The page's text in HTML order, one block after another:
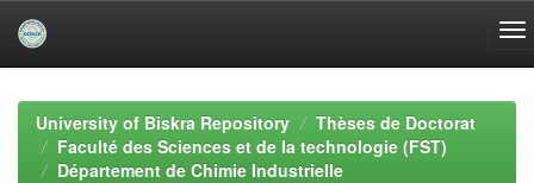
navigationUniversity of Biskra Repository
Thèses de Doctorat
Faculté des Sciences et de la technologie (FST)
Département de Chimie Industrielle